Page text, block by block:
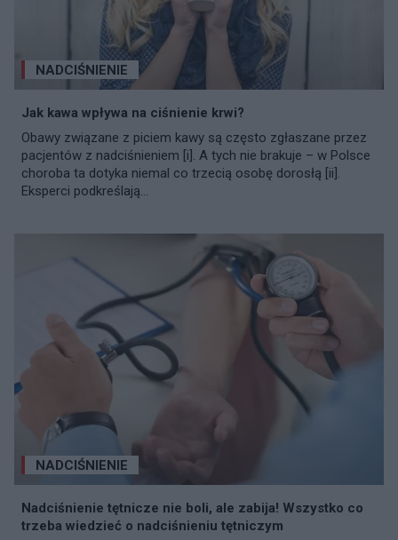
NADCIŚNIENIE
Jak kawa wpływa na ciśnienie krwi?
Obawy związane z piciem kawy są często zgłaszane przez
pacjentów z nadciśnieniem [i]. A tych nie brakuje – w Polsce
choroba ta dotyka niemal co trzecią osobę dorosłą [ii].
Eksperci podkreślają...
NADCIŚNIENIE
Nadciśnienie tętnicze nie boli, ale zabija! Wszystko co
trzeba wiedzieć o nadciśnieniu tętniczym